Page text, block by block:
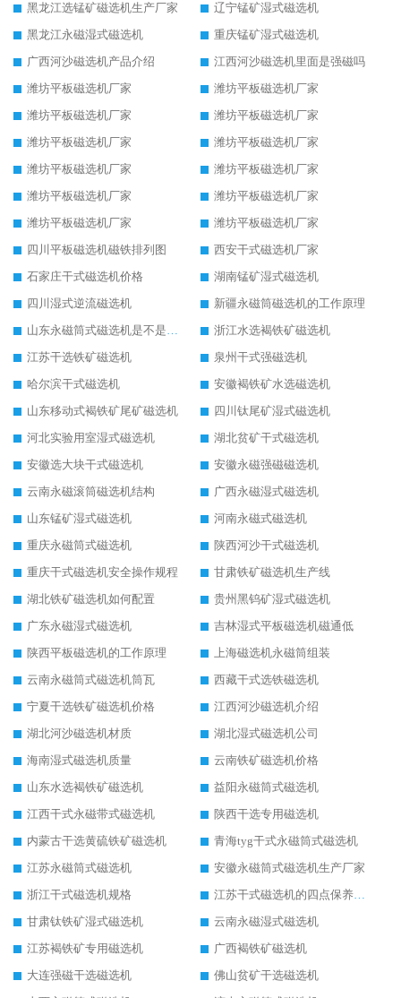
黑龙江选锰矿磁选机生产厂家
辽宁锰矿湿式磁选机
黑龙江永磁湿式磁选机
重庆锰矿湿式磁选机
广西河沙磁选机产品介绍
江西河沙磁选机里面是强磁吗
潍坊平板磁选机厂家
潍坊平板磁选机厂家
潍坊平板磁选机厂家
潍坊平板磁选机厂家
潍坊平板磁选机厂家
潍坊平板磁选机厂家
潍坊平板磁选机厂家
潍坊平板磁选机厂家
潍坊平板磁选机厂家
潍坊平板磁选机厂家
潍坊平板磁选机厂家
潍坊平板磁选机厂家
四川平板磁选机磁铁排列图
西安干式磁选机厂家
石家庄干式磁选机价格
湖南锰矿湿式磁选机
四川湿式逆流磁选机
新疆永磁筒磁选机的工作原理
山东永磁筒式磁选机是不是强磁
浙江水选褐铁矿磁选机
江苏干选铁矿磁选机
泉州干式强磁选机
哈尔滨干式磁选机
安徽褐铁矿水选磁选机
山东移动式褐铁矿尾矿磁选机
四川钛尾矿湿式磁选机
河北实验用室湿式磁选机
湖北贫矿干式磁选机
安徽选大块干式磁选机
安徽永磁强磁磁选机
云南永磁滚筒磁选机结构
广西永磁湿式磁选机
山东锰矿湿式磁选机
河南永磁式磁选机
重庆永磁筒式磁选机
陕西河沙干式磁选机
重庆干式磁选机安全操作规程
甘肃铁矿磁选机生产线
湖北铁矿磁选机如何配置
贵州黑钨矿湿式磁选机
广东永磁湿式磁选机
吉林湿式平板磁选机磁通低
陕西平板磁选机的工作原理
上海磁选机永磁筒组装
云南永磁筒式磁选机筒瓦
西藏干式选铁磁选机
宁夏干选铁矿磁选机价格
江西河沙磁选机介绍
湖北河沙磁选机材质
湖北湿式磁选机公司
海南湿式磁选机质量
云南铁矿磁选机价格
山东水选褐铁矿磁选机
益阳永磁筒式磁选机
江西干式永磁带式磁选机
陕西干选专用磁选机
内蒙古干选黄硫铁矿磁选机
青海tyg干式永磁筒式磁选机
江苏永磁筒式磁选机
安徽永磁筒式磁选机生产厂家
浙江干式磁选机规格
江苏干式磁选机的四点保养秘籍
甘肃钛铁矿湿式磁选机
云南永磁湿式磁选机
江苏褐铁矿专用磁选机
广西褐铁矿磁选机
大连强磁干选磁选机
佛山贫矿干选磁选机